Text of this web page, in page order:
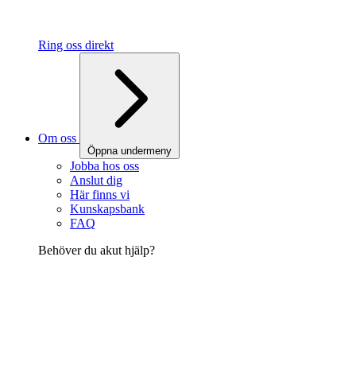
Ring oss direkt
Om oss
Öppna undermeny
Jobba hos oss
Anslut dig
Här finns vi
Kunskapsbank
FAQ
Behöver du akut hjälp?